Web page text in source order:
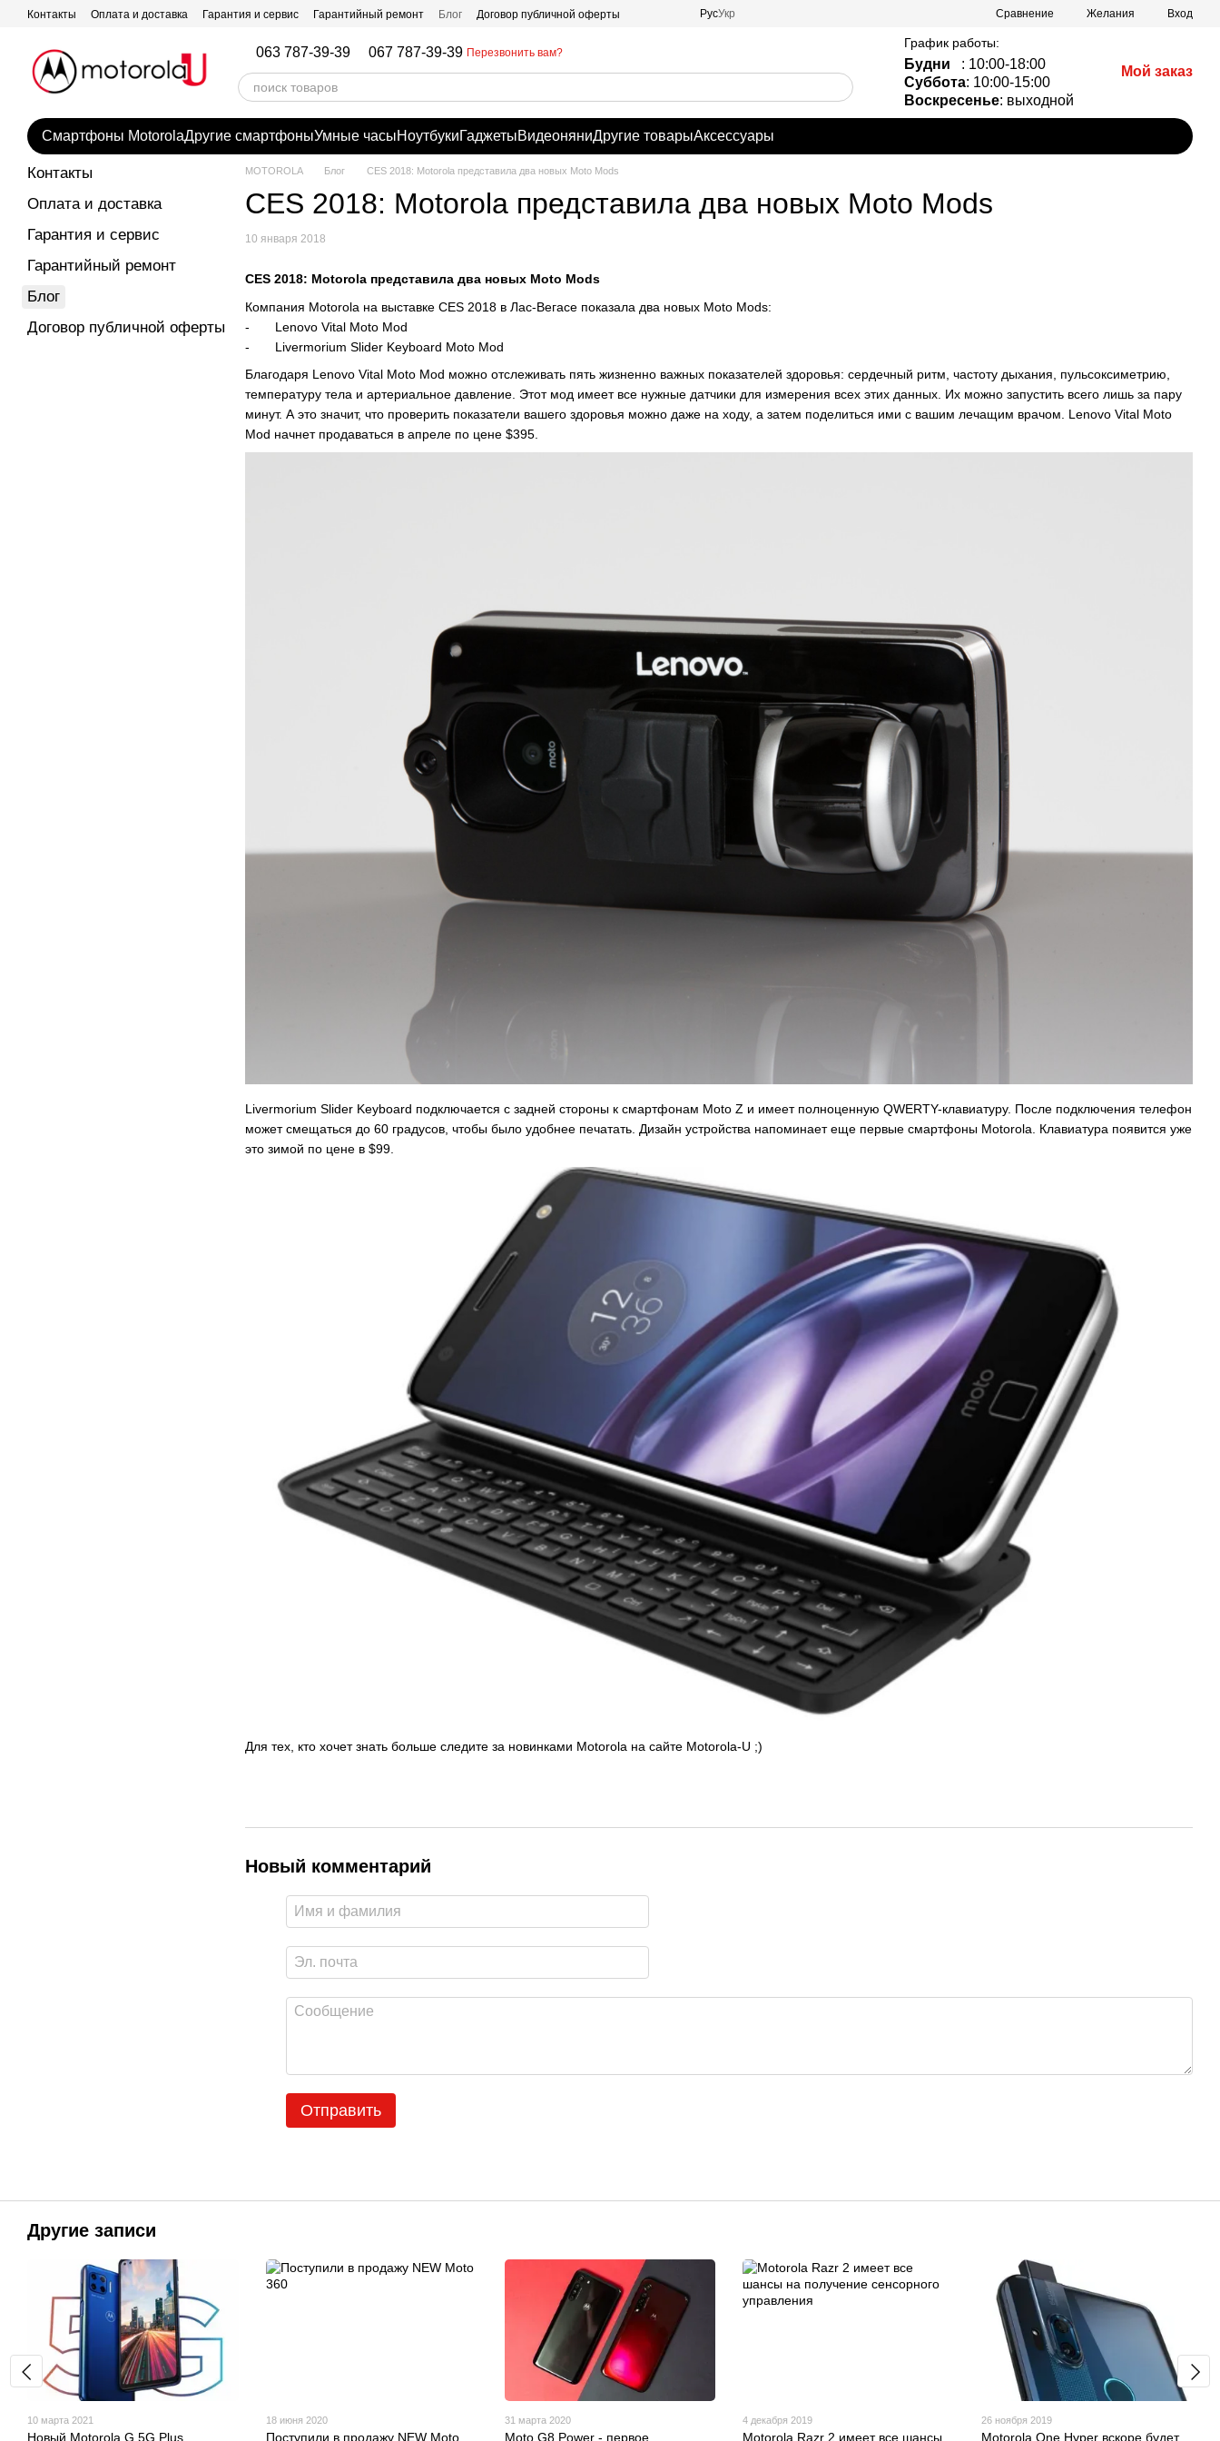
Перейти к основному контенту
Контакты Оплата и доставка Гарантия и сервис Гарантийный ремонт Блог Договор публичной оферты РусУкр Сравнение Желания Вход
063 787-39-39 067 787-39-39 Перезвонить вам?
График работы:
Будни
: 10:00-18:00
Суббота: 10:00-15:00
Воскресенье: выходной
Мой заказ
Смартфоны MotorolaДругие смартфоныУмные часыНоутбукиГаджетыВидеоняниДругие товарыАксессуары
MOTOROLA Блог CES 2018: Motorola представила два новых Moto Mods
CES 2018: Motorola представила два новых Moto Mods
10 января 2018
CES 2018: Motorola представила два новых Moto Mods
Компания Motorola на выставке CES 2018 в Лас-Вегасе показала два новых Moto Mods:
- Lenovo Vital Moto Mod
- Livermorium Slider Keyboard Moto Mod
Благодаря Lenovo Vital Moto Mod можно отслеживать пять жизненно важных показателей здоровья: сердечный ритм, частоту дыхания, пульсоксиметрию,
температуру тела и артериальное давление. Этот мод имеет все нужные датчики для измерения всех этих данных. Их можно запустить всего лишь за пару
минут. А это значит, что проверить показатели вашего здоровья можно даже на ходу, а затем поделиться ими с вашим лечащим врачом. Lenovo Vital Moto
Mod начнет продаваться в апреле по цене $395.
Livermorium Slider Keyboard подключается с задней стороны к смартфонам Moto Z и имеет полноценную QWERTY-клавиатуру. После подключения телефон
может смещаться до 60 градусов, чтобы было удобнее печатать. Дизайн устройства напоминает еще первые смартфоны Motorola. Клавиатура появится уже
это зимой по цене в $99.
Для тех, кто хочет знать больше следите за новинками Motorola на сайте Motorola-U ;)
Новый комментарий
Отправить
Контакты
Оплата и доставка
Гарантия и сервис
Гарантийный ремонт
Блог
Договор публичной оферты
Другие записи
10 марта 2021
Новый Motorola G 5G Plus
18 июня 2020
Поступили в продажу NEW Moto
31 марта 2020
Moto G8 Power - первое
4 декабря 2019
Motorola Razr 2 имеет все шансы
26 ноября 2019
Motorola One Hyper вскоре будет